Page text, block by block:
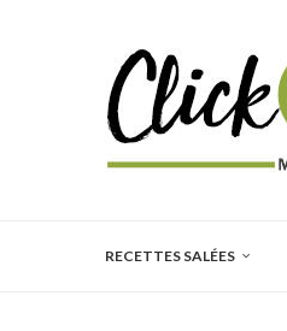
RECETTES SALÉES